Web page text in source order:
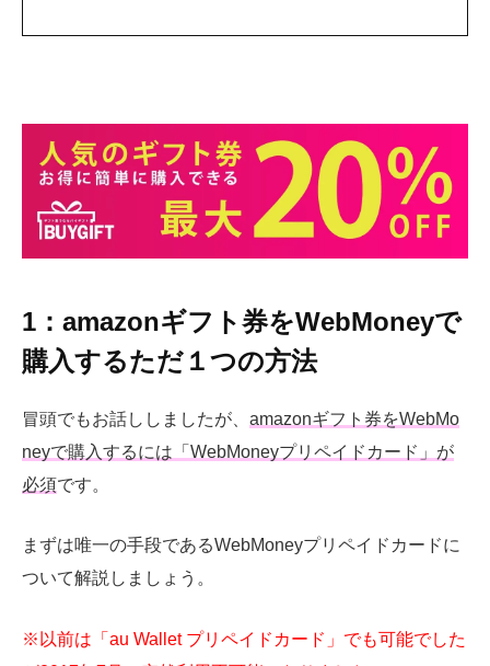
1：amazonギフト券をWebMoneyで
購入するただ１つの方法
冒頭でもお話ししましたが、 amazonギフト券をWebMo
neyで購入するには「WebMoneyプリペイドカード」が
必須です。
まずは唯一の手段であるWebMoneyプリペイドカードに
ついて解説しましょう。
※以前は「au Wallet プリペイドカード」でも可能でした